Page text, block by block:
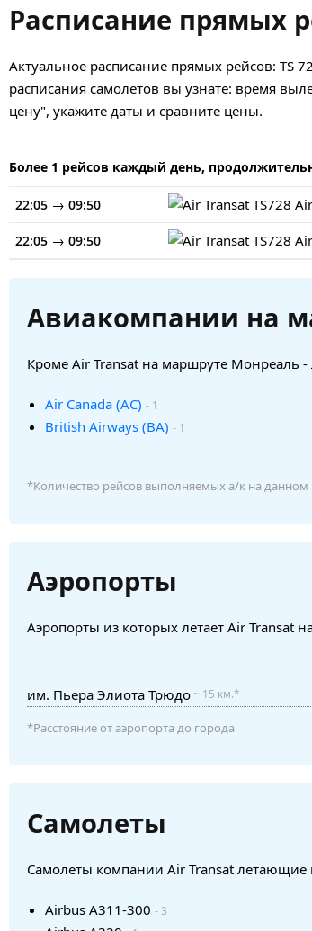
Расписание прямых
Актуальное расписание прямых рейсов: TS
расписания самолетов вы узнате: время
цену", укажите даты и сравните цены.
Более 1 рейсов каждый день,
22:05 → 09:50
22:05 → 09:50
Авиакомпании на
Кроме Air Transat на маршруте Монреаль
Air Canada (AC) - 1
British Airways (BA) - 1
*Количество рейсов выполняемых а/к на
Аэропорты
Аэропорты из которых летает Air
им. Пьера Элиота Трюдо~ 15 км.*
*Расстояние от аэропорта до города
Самолеты
Самолеты компании Air Transat
Airbus A311-300 - 3